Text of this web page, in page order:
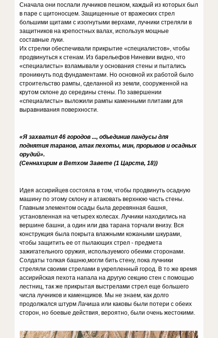
Сначала они послали лучников пешком, каждый из которых был
в паре с щитоносцем. Защищенные от вражеских стрел
большими щитами с изогнутыми верхами, лучники стреляли в
защитников на крепостных валах, используя мощные
составные луки.
Их стрелки обеспечивали прикрытие «специалистов», чтобы
продвинуться к стенам. Из барельефов Ниневии видно, что
«специалисты» взламывали у основания стены и пытались
проникнуть под фундаментами. Но основной их работой было
строительство рампы, сделанной из земли, сооруженной на
крутом склоне до середины стены. По завершении
«специалисты» выложили рампы каменными плитами для
выравнивания поверхности.
«Я захватил 46 городов ..., объединив пандусы для
поднятия таранов, атак пехоты, мин, прорывов и осадных
орудий».
(Сеннахирим в Ветхом Завете (1 Царств, 18))
Идея ассирийцев состояла в том, чтобы продвинуть осадную
машину по этому склону и атаковать верхнюю часть стены.
Главным элементом осады была деревянная башня,
установленная на четырех колесах. Лучники находились на
вершине башни, а один или два тарана торчали внизу. Вся
конструкция была покрыта влажными кожаными шкурами,
чтобы защитить ее от пылающих стрел - предмета
зажигательного оружия, используемого обеими сторонами.
Солдаты толкая башню,могли бить стену, пока лучники
стреляли своими стрелами в укрепленный город. В то же время
ассирийская пехота напала на другую секцию стен с помощью
лестниц, так же прикрытая выстрелами стрел еще большего
числа лучников и каменщиков. Мы не знаем, как долго
продолжался штурм Лачиша или каковы были потери с обеих
сторон, но боевые действия, вероятно, были очень жестокими.